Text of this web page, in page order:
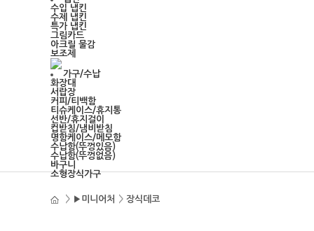
수입 냅킨
수제 냅킨
특가 냅킨
그림카드
아크릴 물감
보조제
가구/수납
화장대
서랍장
커피/티백함
티슈케이스/휴지통
선반/휴지걸이
컵받침/냄비받침
명함케이스/메모함
수납함(뚜껑있음)
수납함(뚜껑없음)
바구니
소형장식가구
> ▶미니어처 > 장식데코